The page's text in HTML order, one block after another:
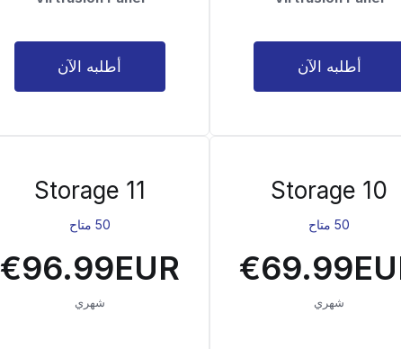
أطلبه الآن أطلبه الآن
Storage 10
50 متاح
شهري
Storage 11
50 متاح
€96.99EUR
شهري